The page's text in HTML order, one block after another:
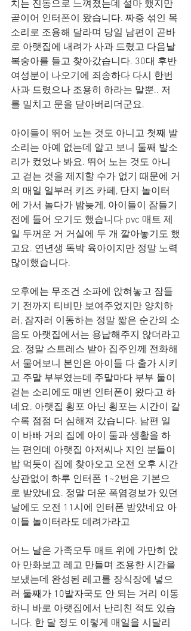
치는 진동으로 느껴졌는데 설마 했지만
곧이어 인터폰이 왔습니다. 짜증 섞인 목
소리로 조용해 달라며 당일 남편이 곧바
로 아랫집에 내려가 사과 드렸고 다음날
복숭아를 들고 찾아갔습니다. 30대 후반
여성분이 나오기에 죄송하다 다시 한번
사과 드렸으나 조용히 하라는 말뿐.. 저
를 밀치고 문을 닫아버리더군요.
아이들이 뛰어 노는 것도 아니고 첫째 발
소리는 아예 없는데 알고 보니 둘째 발소
리가 컸었나 봐요. 뛰어 노는 것도 아니
고 걷는 것을 제지할 수가 없기 때문에 거
의 매일 일부러 키즈 카페, 단지 놀이터
에 가서 놀다가 밤늦게, 아이들이 잠들기
전에 들어 오기도 했습니다 pvc 매트 제
일 두꺼운 거 거실에 두 개 깔아놓기도 했
고요. 연년생 독박 육아이지만 정말 노력
많이했습니다.
오후에는 무조건 소파에 앉혀놓고 잠들
기 전까지 티비만 보여주었지만 양치하
러, 잠자러 이동하는 정말 짧은 순간의 소
음도 아랫집에서는 용납해주지 않더라고
요. 정말 스트레스 받아 집주인께 전화해
서 물어보니 본인은 아이들 다 출가 시키
고 주말 부부였는데 주말마다 부부 둘이
걷는 소리에도 매번 인터폰이 왔다고 하
네요. 아랫집 횡포 아닌 횡포는 시간이 갈
수록 점점 더 심해져 갔습니다. 남편 일
이 바빠 거의 집에 아이 둘과 생활을 하
는 편인데 아랫집 아저씨나 지인 분들이
밥 먹듯이 집에 찾아오고 오전 오후 시간
상관없이 하루 인터폰 1~2번은 기본으
로 받았네요. 정말 더운 폭염경보가 있던
날에도 오전 11시에 인터폰 받았네요 아
이들 놀이터라도 데려가라고
어느 날은 가족모두 매트 위에 가만히 앉
아 만화보고 레고 만들며 조용한 시간을
보냈는데 완성된 레고를 장식장에 넣으
러 둘째가 10발자국도 안 되는 거리 이동
하니 바로 아랫집에서 난리친 적도 있습
니다. 한 달 정도 이렇게 매일을 시달리